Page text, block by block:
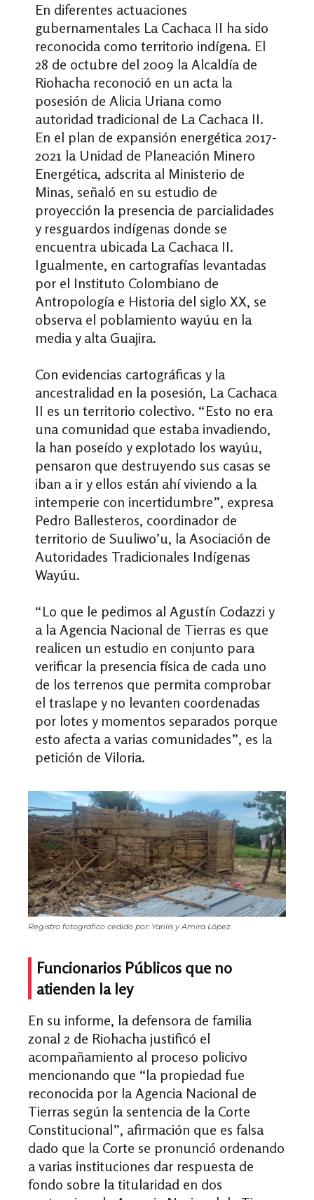
En diferentes actuaciones
gubernamentales La Cachaca II ha sido
reconocida como territorio indígena. El
28 de octubre del 2009 la Alcaldía de
Riohacha reconoció en un acta la
posesión de Alicia Uriana como
autoridad tradicional de La Cachaca II.
En el plan de expansión energética 2017-
2021 la Unidad de Planeación Minero
Energética, adscrita al Ministerio de
Minas, señaló en su estudio de
proyección la presencia de parcialidades
y resguardos indígenas donde se
encuentra ubicada La Cachaca II.
Igualmente, en cartografías levantadas
por el Instituto Colombiano de
Antropología e Historia del siglo XX, se
observa el poblamiento wayúu en la
media y alta Guajira.
Con evidencias cartográficas y la
ancestralidad en la posesión, La Cachaca
II es un territorio colectivo. “Esto no era
una comunidad que estaba invadiendo,
la han poseído y explotado los wayúu,
pensaron que destruyendo sus casas se
iban a ir y ellos están ahí viviendo a la
intemperie con incertidumbre”, expresa
Pedro Ballesteros, coordinador de
territorio de Suuliwo’u, la Asociación de
Autoridades Tradicionales Indígenas
Wayúu.
“Lo que le pedimos al Agustín Codazzi y
a la Agencia Nacional de Tierras es que
realicen un estudio en conjunto para
verificar la presencia física de cada uno
de los terrenos que permita comprobar
el traslape y no levanten coordenadas
por lotes y momentos separados porque
esto afecta a varias comunidades”, es la
petición de Viloria.
Registro fotográfico cedido por: Yarilis y Amira López.
Funcionarios Públicos que no
atienden la ley
En su informe, la defensora de familia
zonal 2 de Riohacha justificó el
acompañamiento al proceso policivo
mencionando que “la propiedad fue
reconocida por la Agencia Nacional de
Tierras según la sentencia de la Corte
Constitucional”, afirmación que es falsa
dado que la Corte se pronunció ordenando
a varias instituciones dar respuesta de
fondo sobre la titularidad en dos